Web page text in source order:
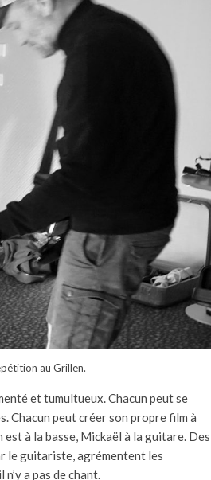
au Grillen.
et tumultueux. Chacun peut se
Chacun peut créer son propre film à
est à la basse, Mickaël à la guitare. Des
le guitariste, agrémentent les
a pas de chant.